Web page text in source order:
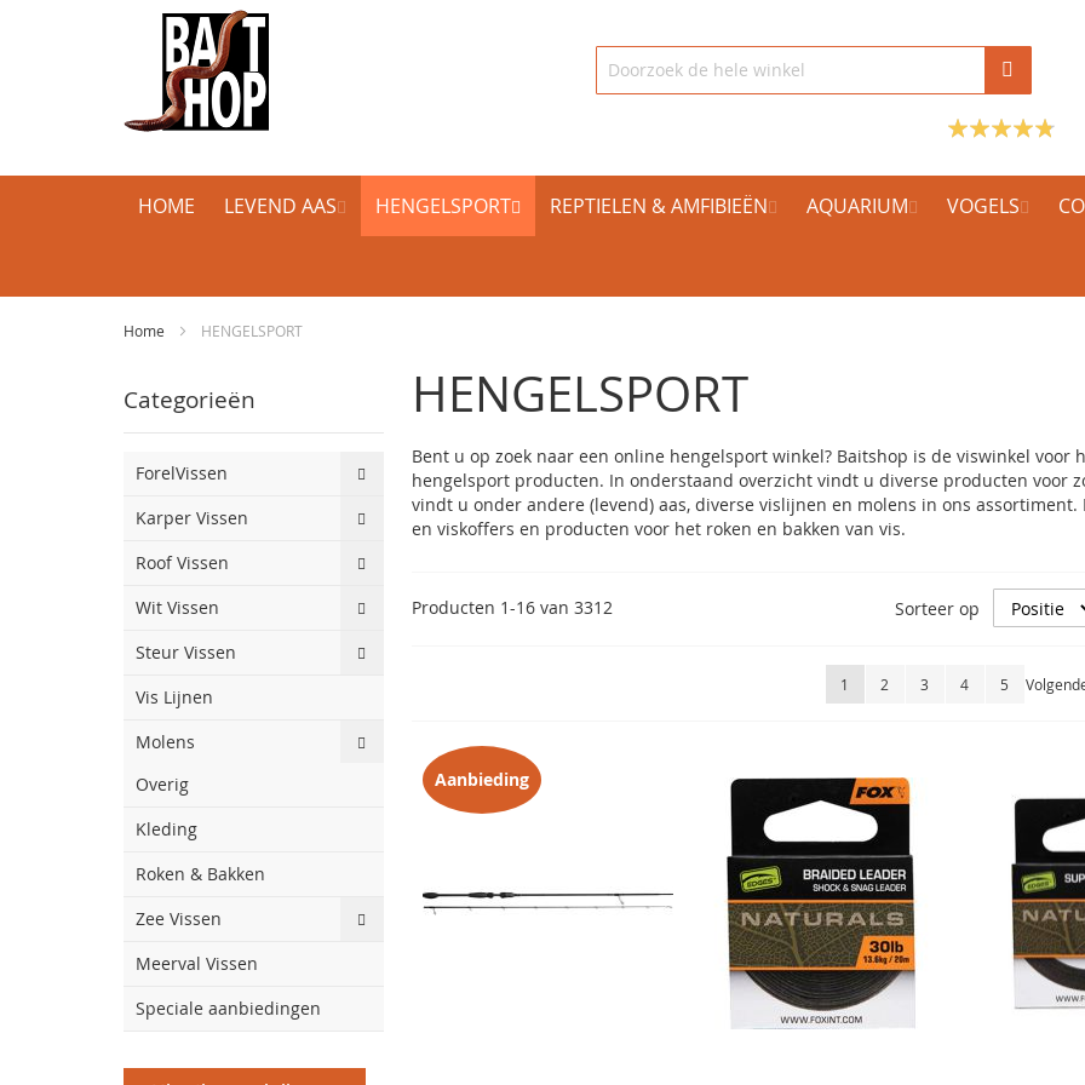
HOME LEVEND AAS HENGELSPORT REPTIELEN & AMFIBIEËN AQUARIUM VOGELS
Home HENGELSPORT
HENGELSPORT
Bent u op zoek naar een online hengelsport winkel? Baitshop is de viswinkel voor
hengelsport producten. In onderstaand overzicht vindt u diverse producten voor
vindt u onder andere (levend) aas, diverse vislijnen en molens in ons assortiment.
en viskoffers en producten voor het roken en bakken van vis.
Producten 1-16van 3312 Sorteer op
Pagina
U lees momenteel pagina
1 Pagina
2 Pagina
3 Pagina
4 Pagina
5 Pagina
Aanbieding
Categorieën
ForelVissen
Karper Vissen
Roof Vissen
Wit Vissen
Steur Vissen
Vis Lijnen
Molens
Overig
Kleding
Roken & Bakken
Zee Vissen
Meerval Vissen
Speciale aanbiedingen